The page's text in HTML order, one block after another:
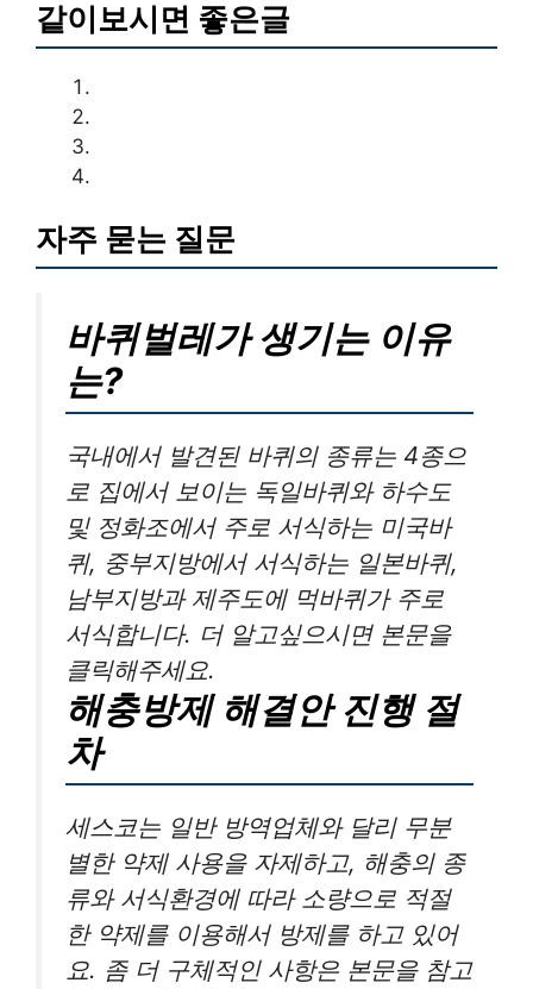
같이보시면 좋은글
자주 묻는 질문
바퀴벌레가 생기는 이유
는?
국내에서 발견된 바퀴의 종류는 4종으
로 집에서 보이는 독일바퀴와 하수도
및 정화조에서 주로 서식하는 미국바
퀴, 중부지방에서 서식하는 일본바퀴,
남부지방과 제주도에 먹바퀴가 주로
서식합니다. 더 알고싶으시면 본문을
클릭해주세요.
해충방제 해결안 진행 절
차
세스코는 일반 방역업체와 달리 무분
별한 약제 사용을 자제하고, 해충의 종
류와 서식환경에 따라 소량으로 적절
한 약제를 이용해서 방제를 하고 있어
요. 좀 더 구체적인 사항은 본문을 참고